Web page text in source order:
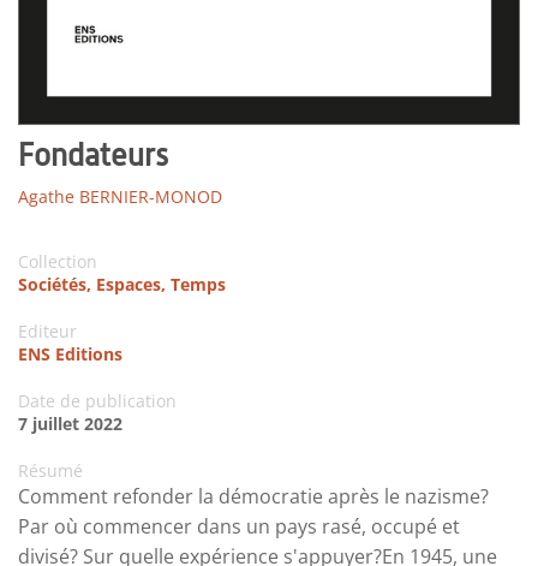
Fondateurs
Agathe BERNIER-MONOD
Collection
Sociétés, Espaces, Temps
Editeur
ENS Editions
Date de publication
7 juillet 2022
Résumé
Comment refonder la démocratie après le nazisme?
Par où commencer dans un pays rasé, occupé et
divisé? Sur quelle expérience s'appuyer?En 1945, une